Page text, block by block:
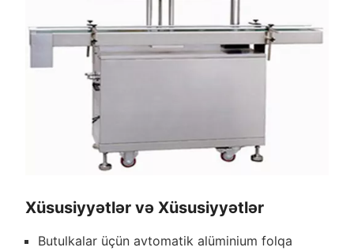
Xüsusiyyətlər və Xüsusiyyətlər
Butulkalar üçün avtomatik alüminium folqa